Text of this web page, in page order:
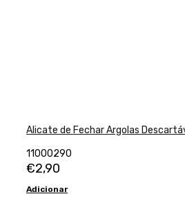
Alicate de Fechar Argolas
11000290
€2,90
Adicionar